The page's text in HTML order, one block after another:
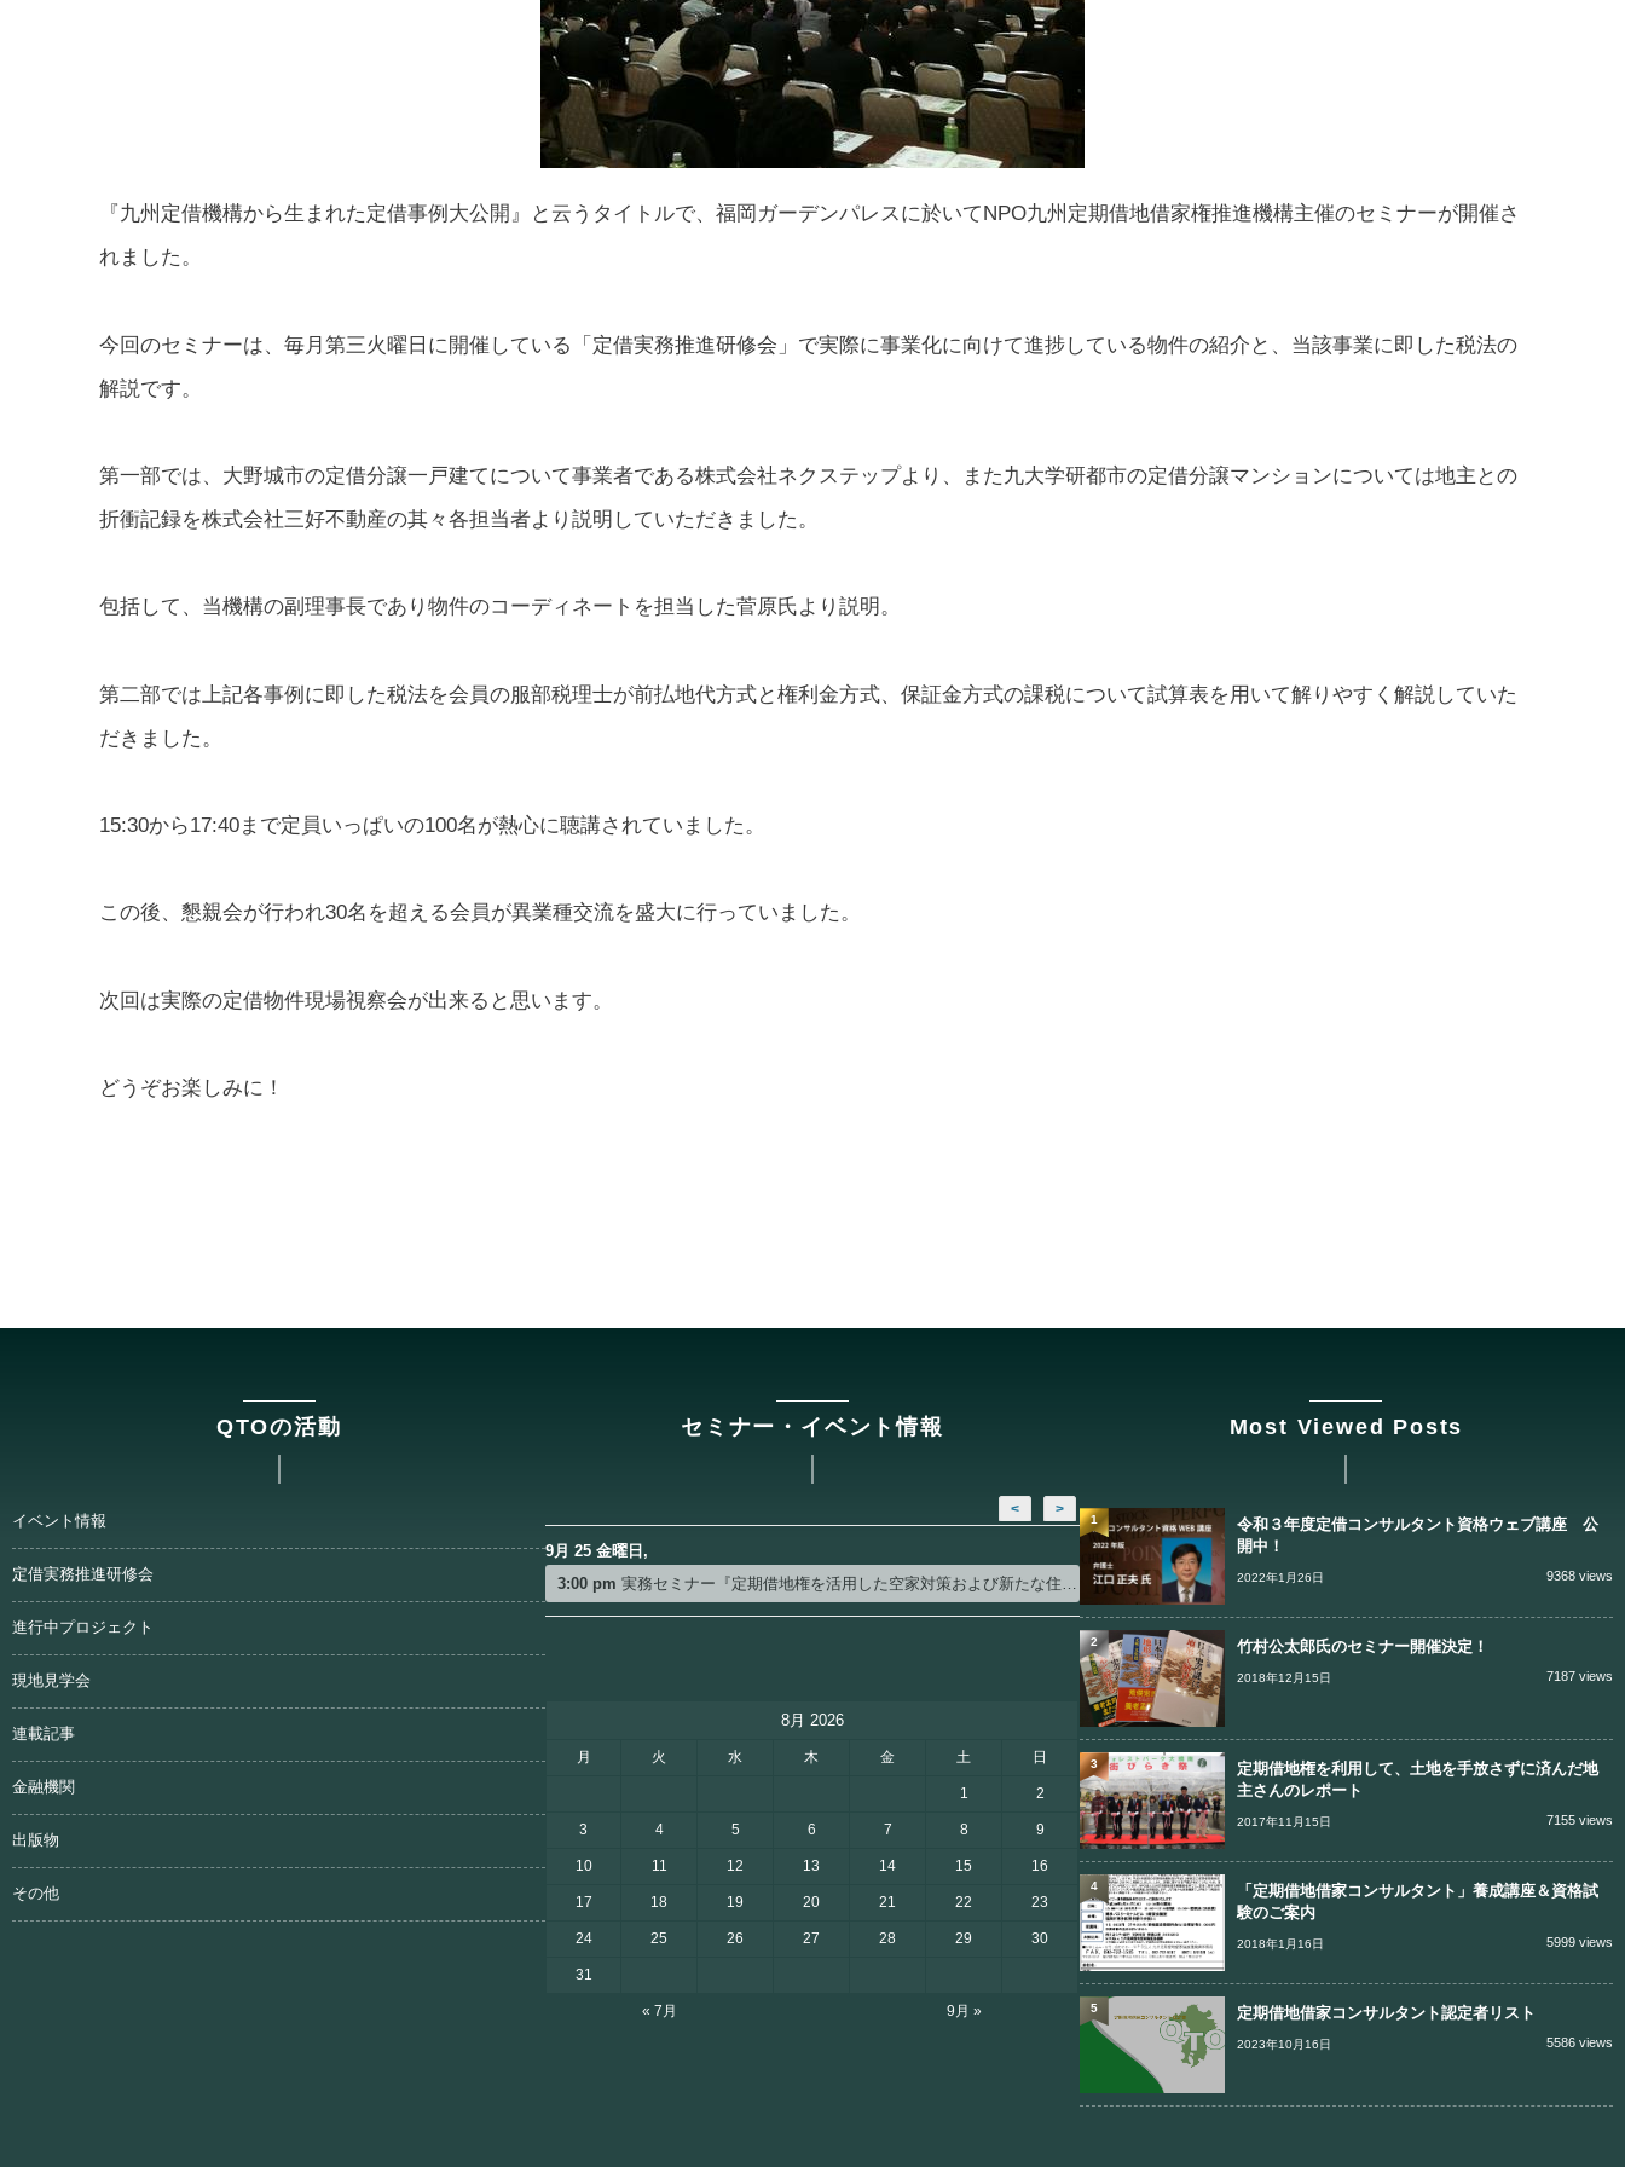
『九州定借機構から生まれた定借事例大公開』と云うタイトルで、福岡ガーデンパレスに於いてNPO九州定期借地借家権推進機構主催のセミナーが開催さ
れました。
今回のセミナーは、毎月第三火曜日に開催している「定借実務推進研修会」で実際に事業化に向けて進捗している物件の紹介と、当該事業に即した税法の
解説です。
第一部では、大野城市の定借分譲一戸建てについて事業者である株式会社ネクステップより、また九大学研都市の定借分譲マンションについては地主との
折衝記録を株式会社三好不動産の其々各担当者より説明していただきました。
包括して、当機構の副理事長であり物件のコーディネートを担当した菅原氏より説明。
第二部では上記各事例に即した税法を会員の服部税理士が前払地代方式と権利金方式、保証金方式の課税について試算表を用いて解りやすく解説していた
だきました。
15:30から17:40まで定員いっぱいの100名が熱心に聴講されていました。
この後、懇親会が行われ30名を超える会員が異業種交流を盛大に行っていました。
次回は実際の定借物件現場視察会が出来ると思います。
どうぞお楽しみに！
QTOの活動
イベント情報
定借実務推進研修会
進行中プロジェクト
現地見学会
連載記事
金融機関
出版物
その他
セミナー・イベント情報
< >
9月 25 金曜日,
3:00 pm実務セミナー『定期借地権を活用した空家対策および新たな住み替え支援ビジネスのご提案』
8月 2026
月 火 水 木 金 土 日
1 2
3 4 5 6 7 8 9
10 11 12 13 14 15 16
17 18 19 20 21 22 23
24 25 26 27 28 29 30
31
« 7月 9月 »
Most Viewed Posts
令和３年度定借コンサルタント資格ウェブ講座 公
開中！
2022年1月26日 9368 views
1
竹村公太郎氏のセミナー開催決定！
2018年12月15日 7187 views
2
定期借地権を利用して、土地を手放さずに済んだ地
主さんのレポート
2017年11月15日 7155 views
3
「定期借地借家コンサルタント」養成講座＆資格試
験のご案内
2018年1月16日 5999 views
4
定期借地借家コンサルタント認定者リスト
2023年10月16日 5586 views
5